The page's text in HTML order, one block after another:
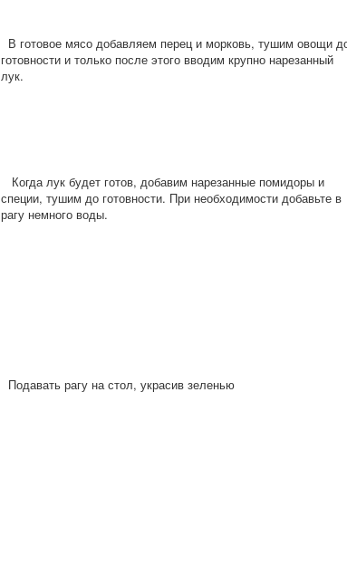
В готовое мясо добавляем перец и морковь, тушим овощи
готовности и только после этого вводим крупно нарезанный
лук.
Когда лук будет готов, добавим нарезанные помидоры и
специи, тушим до готовности. При необходимости добавьте в
рагу немного воды.
Подавать рагу на стол, украсив зеленью